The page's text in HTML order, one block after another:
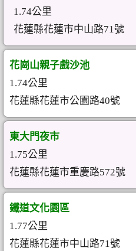
1.74公里
花蓮縣花蓮市中山路71號
花崗山親子戲沙池
1.74公里
花蓮縣花蓮市公園路40號
東大門夜市
1.75公里
花蓮縣花蓮市重慶路572號
鐵道文化園區
1.77公里
花蓮縣花蓮市中山路71號